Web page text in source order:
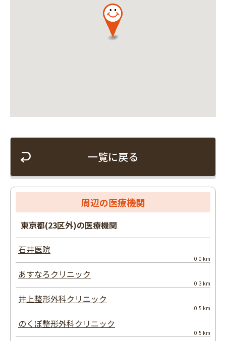
一覧に戻る
周辺の医療機関
東京都(23区外)の医療機関
石井医院
0.0 km
あすなろクリニック
0.3 km
井上整形外科クリニック
0.5 km
のくぼ整形外科クリニック
0.5 km